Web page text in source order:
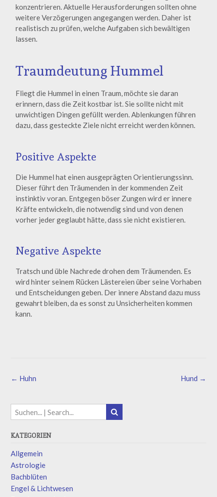
konzentrieren. Aktuelle Herausforderungen sollten ohne
weitere Verzögerungen angegangen werden. Daher ist
realistisch zu prüfen, welche Aufgaben sich bewältigen
lassen.
Traumdeutung Hummel
Fliegt die Hummel in einen Traum, möchte sie daran
erinnern, dass die Zeit kostbar ist. Sie sollte nicht mit
unwichtigen Dingen gefüllt werden. Ablenkungen führen
dazu, dass gesteckte Ziele nicht erreicht werden können.
Positive Aspekte
Die Hummel hat einen ausgeprägten Orientierungssinn.
Dieser führt den Träumenden in der kommenden Zeit
instinktiv voran. Entgegen böser Zungen wird er innere
Kräfte entwickeln, die notwendig sind und von denen
vorher jeder geglaubt hätte, dass sie nicht existieren.
Negative Aspekte
Tratsch und üble Nachrede drohen dem Träumenden. Es
wird hinter seinem Rücken Lästereien über seine Vorhaben
und Entscheidungen geben. Der innere Abstand dazu muss
gewahrt bleiben, da es sonst zu Unsicherheiten kommen
kann.
Hund →
← Huhn
KATEGORIEN
Allgemein
Astrologie
Bachblüten
Engel & Lichtwesen